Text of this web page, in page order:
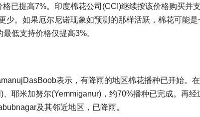
已提高7%。印度棉花公司(CCI)继续按该价格购买并
少。如果厄尔尼诺现象如预测的那样活跃，棉花可能
低支持价格仅提高3%。
表示，有降雨的地区棉花播种已开始。
耶米加努尔(Yemmiganur)，约70%播种已完成。再经
及其邻近地区，已降雨。